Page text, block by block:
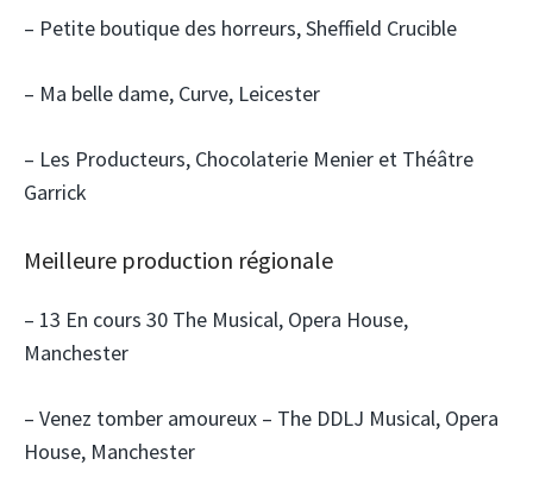
– Petite boutique des horreurs, Sheffield Crucible
– Ma belle dame, Curve, Leicester
– Les Producteurs, Chocolaterie Menier et Théâtre
Garrick
Meilleure production régionale
– 13 En cours 30 The Musical, Opera House,
Manchester
– Venez tomber amoureux – The DDLJ Musical, Opera
House, Manchester